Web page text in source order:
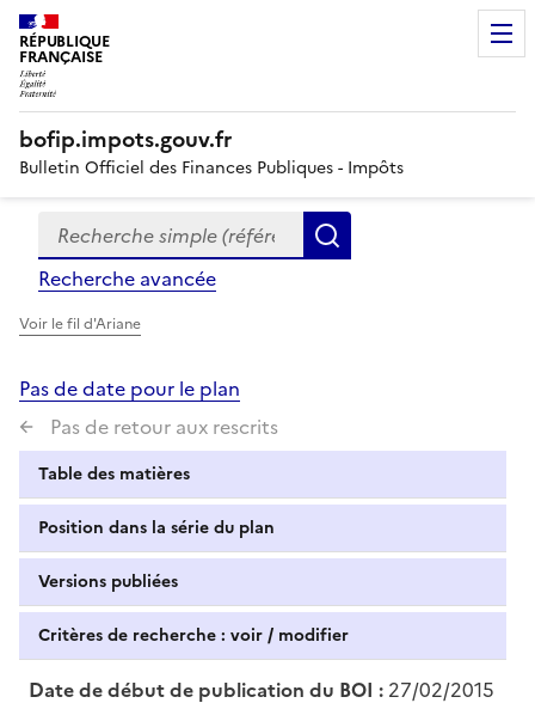
RÉPUBLIQUE
FRANÇAISE
bofip.impots.gouv.fr
Bulletin Officiel des Finances Publiques - Impôts
Formulaire
de
recherche
Recherche simple (références, mots clés, partie du
Recherche avancée
Voir le fil d'Ariane
Pas de date pour le plan
Pas de retour aux rescrits
Table des matières
Position dans la série du plan
Versions publiées
Critères de recherche : voir / modifier
Date de début de publication du BOI : 27/02/2015